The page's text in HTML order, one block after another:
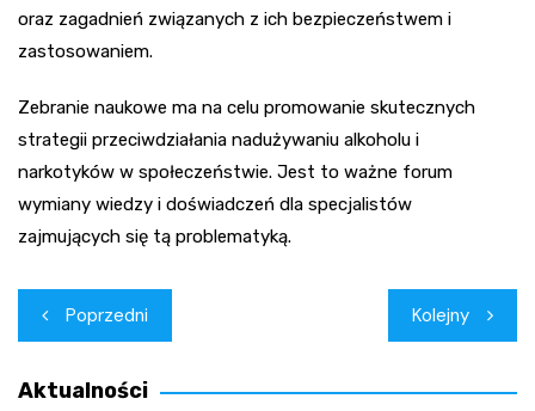
oraz zagadnień związanych z ich bezpieczeństwem i
zastosowaniem.
Zebranie naukowe ma na celu promowanie skutecznych
strategii przeciwdziałania nadużywaniu alkoholu i
narkotyków w społeczeństwie. Jest to ważne forum
wymiany wiedzy i doświadczeń dla specjalistów
zajmujących się tą problematyką.
Nawigacja
wpisu
Poprzedni Kolejny
Aktualności